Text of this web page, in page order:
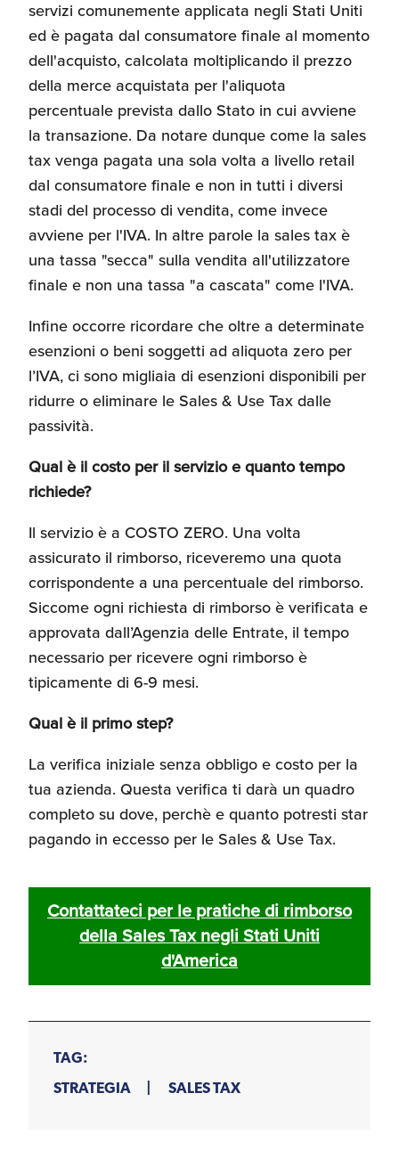
servizi comunemente applicata negli Stati Uniti
ed è pagata dal consumatore finale al momento
dell'acquisto, calcolata moltiplicando il prezzo
della merce acquistata per l'aliquota
percentuale prevista dallo Stato in cui avviene
la transazione. Da notare dunque come la sales
tax venga pagata una sola volta a livello retail
dal consumatore finale e non in tutti i diversi
stadi del processo di vendita, come invece
avviene per l'IVA. In altre parole la sales tax è
una tassa "secca" sulla vendita all'utilizzatore
finale e non una tassa "a cascata" come l'IVA.
Infine occorre ricordare che oltre a determinate
esenzioni o beni soggetti ad aliquota zero per
l’IVA, ci sono migliaia di esenzioni disponibili per
ridurre o eliminare le Sales & Use Tax dalle
passività.
Qual è il costo per il servizio e quanto tempo
richiede?
Il servizio è a COSTO ZERO. Una volta
assicurato il rimborso, riceveremo una quota
corrispondente a una percentuale del rimborso.
Siccome ogni richiesta di rimborso è verificata e
approvata dall’Agenzia delle Entrate, il tempo
necessario per ricevere ogni rimborso è
tipicamente di 6-9 mesi.
Qual è il primo step?
La verifica iniziale senza obbligo e costo per la
tua azienda. Questa verifica ti darà un quadro
completo su dove, perchè e quanto potresti star
pagando in eccesso per le Sales & Use Tax.
Contattateci per le pratiche di rimborso
della Sales Tax negli Stati Uniti
d'America
TAG:
STRATEGIA
SALES TAX